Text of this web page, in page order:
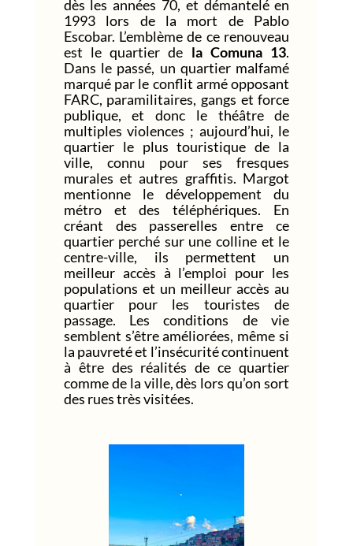
dès les années 70, et démantelé en
1993 lors de la mort de Pablo
Escobar. L’emblème de ce renouveau
est le quartier de la Comuna 13.
Dans le passé, un quartier malfamé
marqué par le conflit armé opposant
FARC, paramilitaires, gangs et force
publique, et donc le théâtre de
multiples violences ; aujourd’hui, le
quartier le plus touristique de la
ville, connu pour ses fresques
murales et autres graffitis. Margot
mentionne le développement du
métro et des téléphériques. En
créant des passerelles entre ce
quartier perché sur une colline et le
centre-ville, ils permettent un
meilleur accès à l’emploi pour les
populations et un meilleur accès au
quartier pour les touristes de
passage. Les conditions de vie
semblent s’être améliorées, même si
la pauvreté et l’insécurité continuent
à être des réalités de ce quartier
comme de la ville, dès lors qu’on sort
des rues très visitées.